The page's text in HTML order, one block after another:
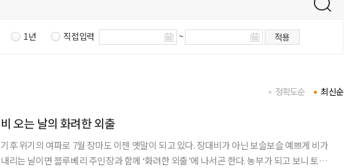
1년 직접입력 ~ 적용
최신순
정확도순
비 오는 날의 화려한 외출
기후 위기의 여파로 7월 장마도 이젠 옛말이 되고 있다. 장대비가 아닌 보슬보슬 예쁘게 비가
내리는 날이면 블루베리 주인장과 함께 ‘화려한 외출’에 나서곤 한다. 농부가 되고 보니 토요